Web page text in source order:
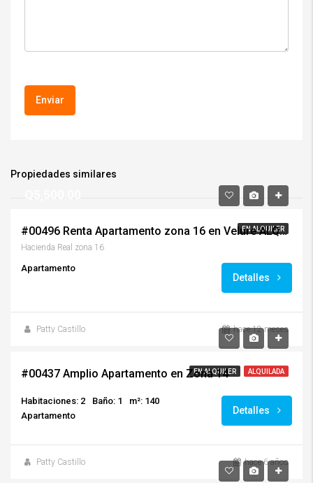
Propiedades similares
EN ALQUILER
Q5,500.00
#00496 Renta Apartamento zona 16 en Velure ALQUILADO
Hacienda Real zona 16
Apartamento
Detalles
Patty Castillo hace 12 meses
EN ALQUILER ALQUILADA
Q5,000.00
#00437 Amplio Apartamento en Zona 14
Habitaciones: 2 Baño: 1
m²: 140
Apartamento
Detalles
Patty Castillo hace 6 años
$800.00